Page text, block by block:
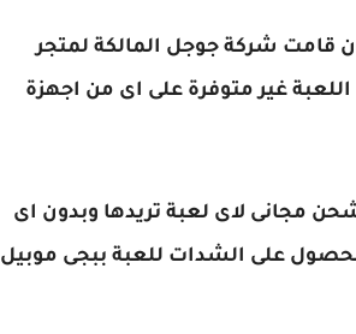
قامت شركة جوجل المالكة لمتجر
غير متوفرة على اى من اجهزة
مجانى لاى لعبة تريدها وبدون اى
على الشدات للعبة ببجى موبيل